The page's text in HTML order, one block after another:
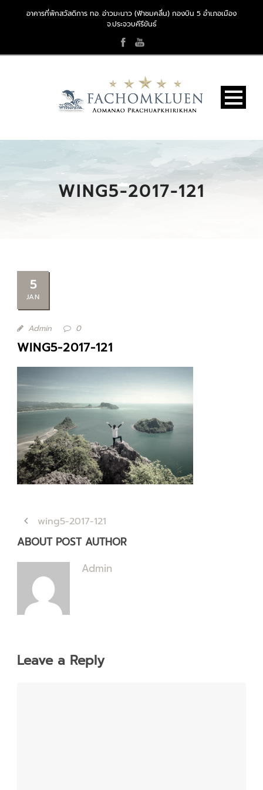
อาคารที่พักสวัสดิการ ทอ. อ่าวมะนาว (ฟ้าชมคลื่น) กองบิน 5 อำเภอเมือง
จ.ประจวบคีรีขันธ์
WING5-2017-121
5
JAN
Admin 0
WING5-2017-121
wing5-2017-121
ABOUT POST AUTHOR
Admin
Leave a Reply